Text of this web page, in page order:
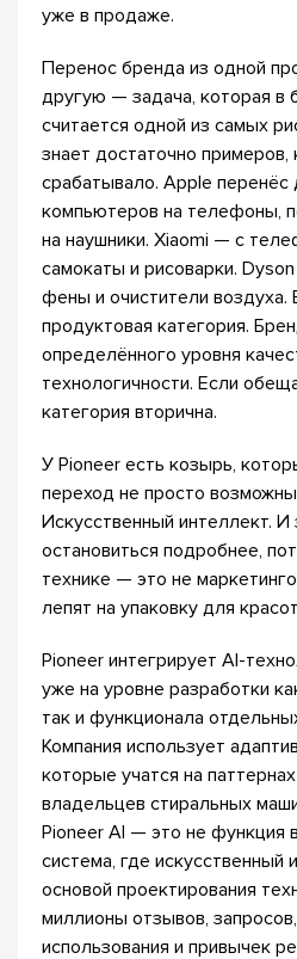
уже в продаже.
Перенос бренда из одной
другую — задача, которая в
считается одной из самых
знает достаточно примеров,
срабатывало. Apple перенёс
компьютеров на телефоны,
на наушники. Xiaomi — с
самокаты и рисоварки.
фены и очистители
продуктовая категория.
определённого уровня
технологичности. Если
категория вторична.
У Pioneer есть козырь,
переход не просто
Искусственный интеллект. И
остановиться подробнее,
технике — это не
лепят на упаковку для
Pioneer интегрирует AI-
уже на уровне разработки
так и функционала
Компания использует
которые учатся на
владельцев стиральных
Pioneer AI — это не функция
система, где искусственный
основой проектирования
миллионы отзывов,
использования и привычек